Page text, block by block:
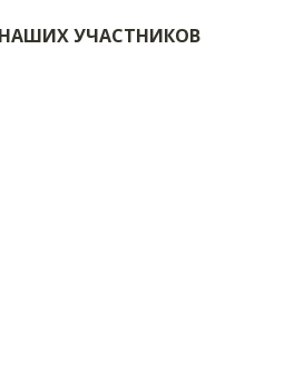
УЧАСТНИКОВ